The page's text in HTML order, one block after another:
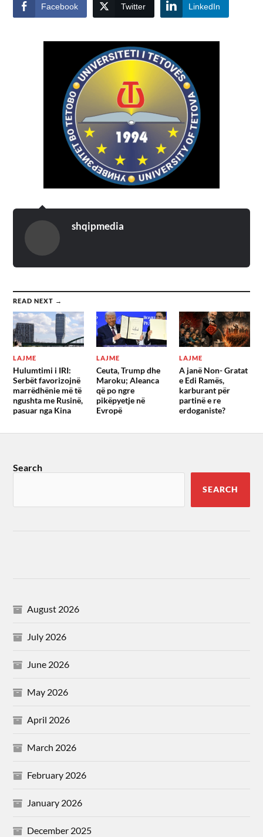
Facebook Twitter LinkedIn
shqipmedia
READ NEXT →
LAJME
Hulumtimi i IRI:
Serbët favorizojnë
marrëdhënie më të
ngushta me Rusinë,
pasuar nga Kina
LAJME
Ceuta, Trump dhe
Maroku; Aleanca
që po ngre
pikëpyetje në
Evropë
LAJME
A janë Non- Gratat
e Edi Ramës,
karburant për
partinë e re
erdoganiste?
Search
SEARCH
August 2026
July 2026
June 2026
May 2026
April 2026
March 2026
February 2026
January 2026
December 2025